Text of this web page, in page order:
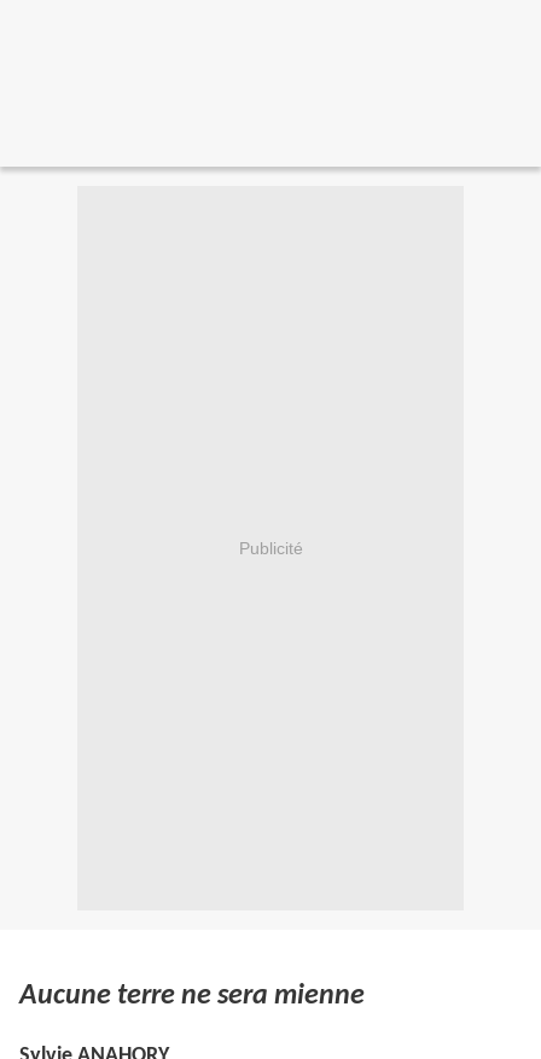
Publicité
Aucune terre ne sera mienne